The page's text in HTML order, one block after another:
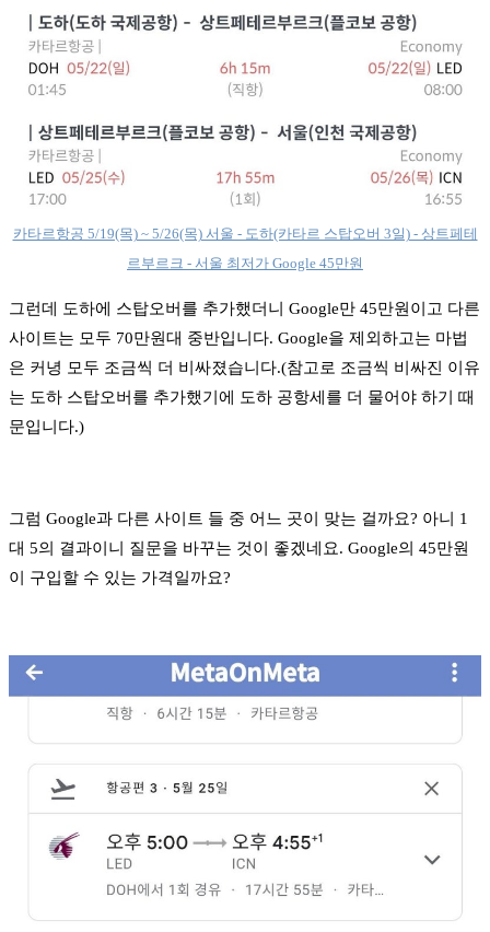
카타르항공 5/19(목) ~ 5/26(목) 서울 - 도하(카타르 스탑오버 3일) - 상트페테
르부르크 - 서울 최저가 Google 45만원
그런데 도하에 스탑오버를 추가했더니 Google만 45만원이고 다른
사이트는 모두 70만원대 중반입니다. Google을 제외하고는 마법
은 커녕 모두 조금씩 더 비싸졌습니다.(참고로 조금씩 비싸진 이유
는 도하 스탑오버를 추가했기에 도하 공항세를 더 물어야 하기 때
문입니다.)
그럼 Google과 다른 사이트 들 중 어느 곳이 맞는 걸까요? 아니 1
대 5의 결과이니 질문을 바꾸는 것이 좋겠네요. Google의 45만원
이 구입할 수 있는 가격일까요?